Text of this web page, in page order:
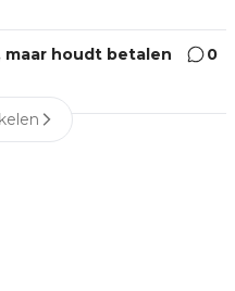
houdt betalen
0